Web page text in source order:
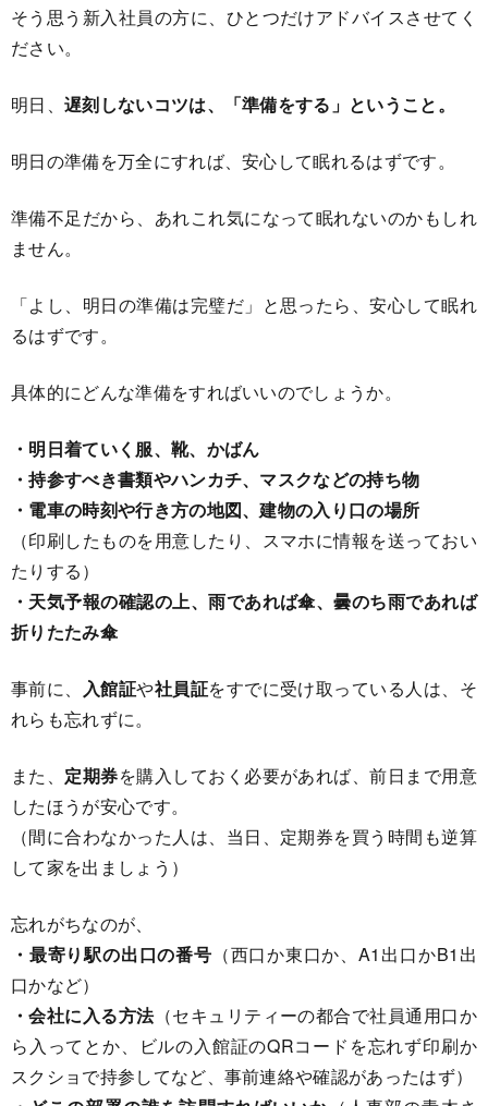
そう思う新入社員の方に、ひとつだけアドバイスさせてく
ださい。
明日、 遅刻しないコツは、「準備をする」ということ。
明日の準備を万全にすれば、安心して眠れるはずです。
準備不足だから、あれこれ気になって眠れないのかもしれ
ません。
「よし、明日の準備は完璧だ」と思ったら、安心して眠れ
るはずです。
具体的にどんな準備をすればいいのでしょうか。
・明日着ていく服、靴、かばん
・持参すべき書類やハンカチ、マスクなどの持ち物
・電車の時刻や行き方の地図、建物の入り口の場所
（印刷したものを用意したり、スマホに情報を送っておい
たりする）
・天気予報の確認の上、雨であれば傘、曇のち雨であれば
折りたたみ傘
事前に、 入館証や社員証をすでに受け取っている人は、そ
れらも忘れずに。
また、 定期券を購入しておく必要があれば、前日まで用意
したほうが安心です。
（間に合わなかった人は、当日、定期券を買う時間も逆算
して家を出ましょう）
忘れがちなのが、
・最寄り駅の出口の番号 （西口か東口か、A1出口かB1出
口かなど）
・会社に入る方法（セキュリティーの都合で社員通用口か
ら入ってとか、ビルの入館証のQRコードを忘れず印刷か
スクショで持参してなど、事前連絡や確認があったはず）